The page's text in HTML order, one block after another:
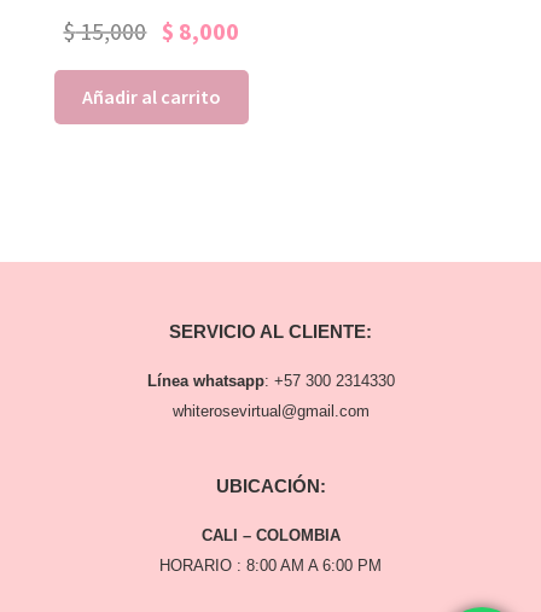
$15,000 $ 8,000
Añadir al carrito
SERVICIO AL CLIENTE:
Línea whatsapp: +57 300 2314330
whiterosevirtual@gmail.com
UBICACIÓN:
CALI – COLOMBIA
HORARIO : 8:00 AM A 6:00 PM